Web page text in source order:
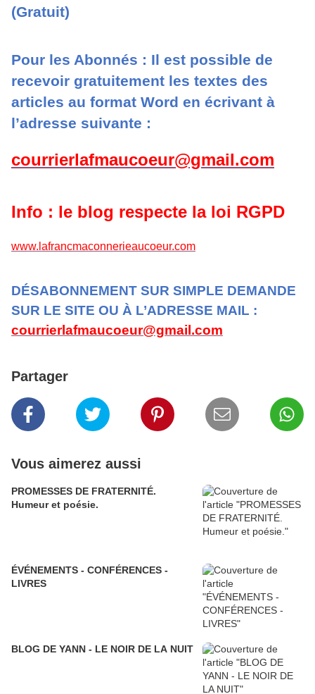
(Gratuit)
Pour les Abonnés : Il est possible de
recevoir gratuitement les textes des
articles au format Word en écrivant à
l’adresse suivante :
courrierlafmaucoeur@gmail.com
Info : le blog respecte la loi RGPD
www.lafrancmaconnerieaucoeur.com
DÉSABONNEMENT SUR SIMPLE DEMANDE
SUR LE SITE OU À L’ADRESSE MAIL :
courrierlafmaucoeur@gmail.com
Partager
Vous aimerez aussi
PROMESSES DE FRATERNITÉ.
Humeur et poésie.
ÉVÉNEMENTS - CONFÉRENCES -
LIVRES
BLOG DE YANN - LE NOIR DE LA NUIT